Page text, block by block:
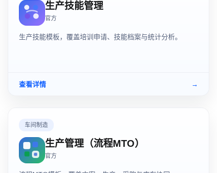
生产技能管理
官方
生产技能模板，覆盖培训申请、技能档案与统计分析。
查看详情 →
车间制造
生产管理（流程MTO）
官方